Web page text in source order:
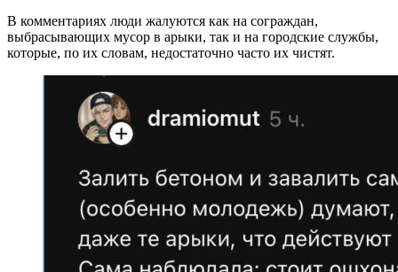
В комментариях люди жалуются как на сограждан,
выбрасывающих мусор в арыки, так и на городские службы,
которые, по их словам, недостаточно часто их чистят.